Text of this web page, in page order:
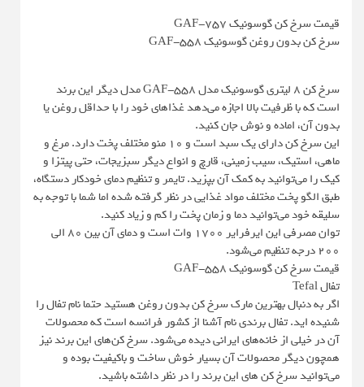
قیمت سرخ کن گوسونیک GAF-757
سرخ کن بدون روغن گوسونیک GAF-558
سرخ کن ۸ لیتری گوسونیک مدل GAF-558 مدل دیگر این برند
است که با ظرفیت بالا اجازه می‌دهد غذاهای خود را با حداقل روغن یا
بدون آن، اماده و نوش جان کنید.
این سرخ کن دارای یک سبد است و ۱۰ منو مختلف پخت دارد. مرغ و
ماهی، استیک، سیب زمینی، قارچ و انواع دیگر سبزیجات، حتی پیتزا و
کیک را می‌توانید به کمک آن بپزید. تایمر و تنظیم دمای خودکار دستگاه،
طبق الگو پخت مختلف مواد غذایی در نظر گرفته شده اما شما با توجه به
سلیقه خود می‌توانید دما و زمان پخت را کم و زیاد کنید.
توان مصرفی این ایرفرایر ۱۷۰۰ وات است و دمای آن بین ۸۰ الی
۲۰۰ درجه تنظیم می‌شود.
قیمت سرخ کن گوسونیک GAF-558
تفال Tefal
اگر به دنبال بهترین مارک سرخ کن بدون روغن هستید حتما نام تفال را
شنیده اید. تفال برندی نام آشنا از کشور فرانسه است که محصولات
آن در خیلی از خانه‌های ایرانی دیده می‌شود. سرخ کن‌های این برند نیز
همچون دیگر محصولات آن بسیار خوش ساخت و باکیفیت بوده و
می‌توانید سرخ کن های این برند را در نظر داشته باشید.